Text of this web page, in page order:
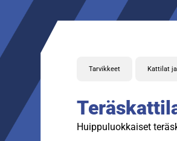
Tarvikkeet Kattilat
Huippuluokkaiset